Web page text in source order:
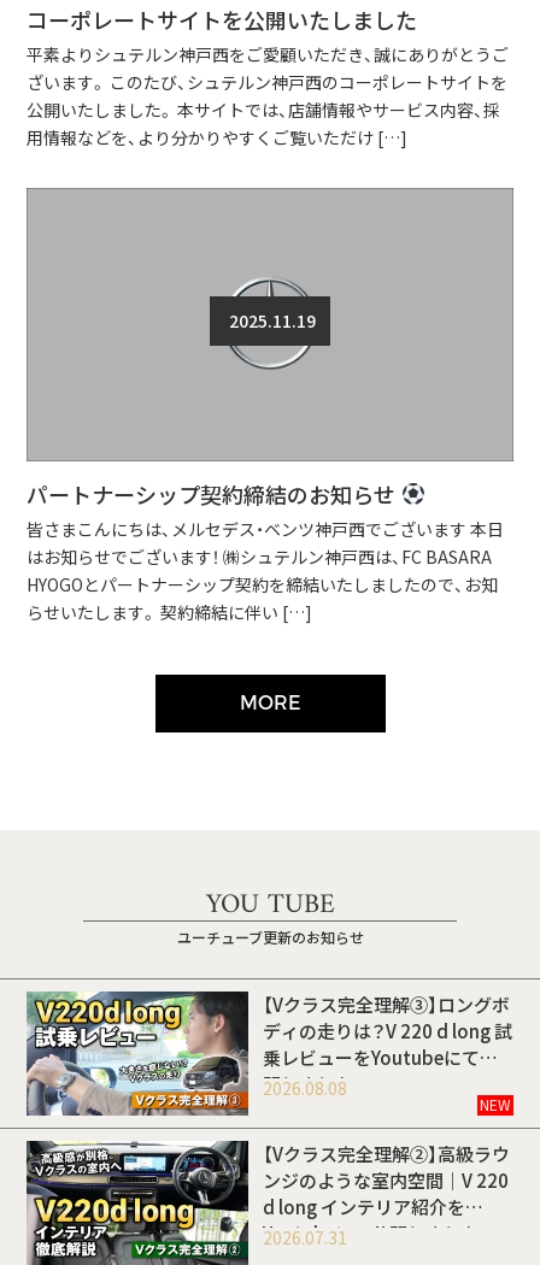
コーポレートサイトを公開いたしました
平素よりシュテルン神戸西をご愛顧いただき、誠にありがとうご
ざいます。 このたび、シュテルン神戸西のコーポレートサイトを
公開いたしました。 本サイトでは、店舗情報やサービス内容、採
用情報などを、より分かりやすくご覧いただけ […]
2025.11.19
パートナーシップ契約締結のお知らせ
皆さまこんにちは、メルセデス・ベンツ神戸西でございます 本日
はお知らせでございます！ ㈱シュテルン神戸西は、FC BASARA
HYOGOとパートナーシップ契約を締結いたしましたので、お知
らせいたします。 契約締結に伴い […]
MORE
YOU TUBE
ユーチューブ更新のお知らせ
【Vクラス完全理解③】ロングボ
ディの走りは？V 220 d long 試
乗レビューをYoutubeにて公
開しました
2026.08.08
NEW
【Vクラス完全理解②】高級ラウ
ンジのような室内空間｜V 220
d long インテリア紹介を
Youtubeにて公開しました
2026.07.31